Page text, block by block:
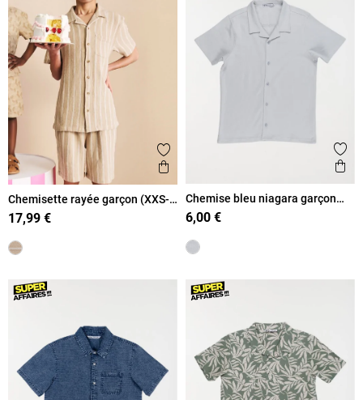
Ajouter aux favoris
Aperçu rapide
Chemisette rayée garçon (XXS-
M)
17,99 €
Chemise bleu niagara garçon
(XXS-M)
6,00 €